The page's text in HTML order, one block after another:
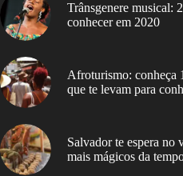
Trânsgenere musical:
conhecer em 2020
Afroturismo: conheça
que te levam para
Salvador te espera no
mais mágicos da